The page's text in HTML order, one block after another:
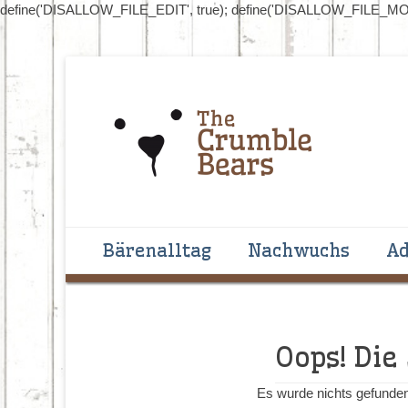
define('DISALLOW_FILE_EDIT', true);
The
Primäres Menü
Inhalt
springen
Bärenalltag Nachwuchs
Oops!
Es wurde nichts